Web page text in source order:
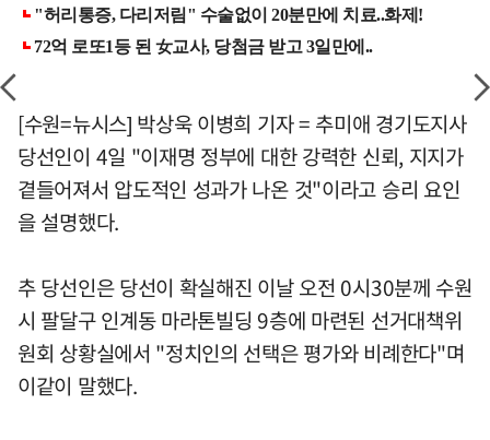
[수원=뉴시스] 박상욱 이병희 기자 = 추미애 경기도지사
당선인이 4일 "이재명 정부에 대한 강력한 신뢰, 지지가
곁들어져서 압도적인 성과가 나온 것"이라고 승리 요인
을 설명했다.
추 당선인은 당선이 확실해진 이날 오전 0시30분께 수원
시 팔달구 인계동 마라톤빌딩 9층에 마련된 선거대책위
원회 상황실에서 "정치인의 선택은 평가와 비례한다"며
이같이 말했다.